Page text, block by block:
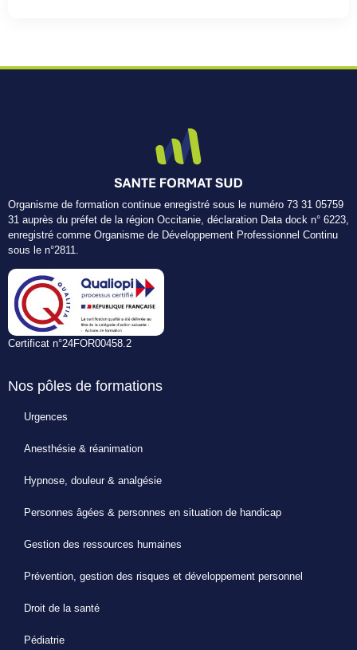
Organisme de formation continue enregistré sous le numéro 73 31 05759
31 auprès du préfet de la région Occitanie, déclaration Data dock n° 6223,
enregistré comme Organisme de Développement Professionnel Continu
sous le n°2811.
Certificat n°24FOR00458.2
Nos pôles de formations
Urgences
Anesthésie & réanimation
Hypnose, douleur & analgésie
Personnes âgées & personnes en situation de handicap
Gestion des ressources humaines
Prévention, gestion des risques et développement personnel
Droit de la santé
Pédiatrie